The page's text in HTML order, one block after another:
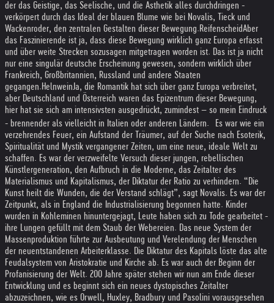
der das Geistige, das Seelische, und die Ästhetik alles durchdringen -
verkörpert durch das Ideal der blauen Blume wie bei Novalis, Tieck und
Wackenroder, den zentralen Gestalten dieser Bewegung.ReifenscheidAber
das Faszinierende ist ja, dass diese Bewegung wirklich ganz Europa erfasst
und über weite Strecken sozusagen mitgetragen worden ist. Das ist ja nicht
nur eine singulär deutsche Erscheinung gewesen, sondern wirklich über
Frankreich, Großbritannien, Russland und andere Staaten
gegangen.HelnweinJa, die Romantik hat sich über ganz Europa verbreitet,
aber Deutschland und Österreich waren das Epizentrum dieser Bewegung,
hier hat sie sich am intensivsten ausgedrückt, zumindest – so mein Eindruck
- brennender als vielleicht in Italien oder anderen Ländern. Es war wie ein
verzehrendes Feuer, ein Aufstand der Träumer, auf der Suche nach Esoterik,
Spiritualität und Mystik vergangener Zeiten, um eine neue, ideale Welt zu
schaffen. Es war der verzweifelte Versuch dieser jungen, rebellischen
Künstlergeneration, den Aufbruch in die Moderne, das Zeitalter des
Materialismus und Kapitalismus, der Diktatur der Ratio zu verhindern. “Die
Kunst heilt die Wunden, die der Verstand schlägt”, sagt Novalis. Es war der
Zeitpunkt, als in England die Industrialisierung begonnen hatte. Kinder
wurden in Kohleminen hinuntergejagt, Leute haben sich zu Tode gearbeitet -
ihre Lungen gefüllt mit dem Staub der Webereien. Das neue System der
Massenproduktion führte zur Ausbeutung und Verelendung der Menschen
der neuentstandenen Arbeiterklasse. Die Diktatur des Kapitals löste das alte
Feudalsystem von Aristokratie und Kirche ab. Es war auch der Beginn der
Profanisierung der Welt. 200 Jahre später stehen wir nun am Ende dieser
Entwicklung und es beginnt sich ein neues dystopisches Zeitalter
abzuzeichnen, wie es Orwell, Huxley, Bradbury und Pasolini vorausgesehen